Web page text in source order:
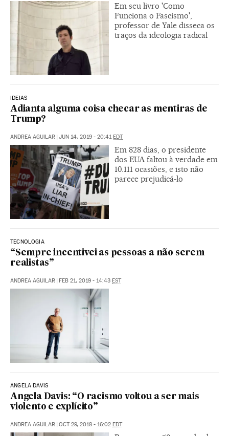
Em seu livro 'Como
Funciona o Fascismo',
professor de Yale disseca os
traços da ideologia radical
IDEIAS
Adianta alguma coisa checar as mentiras de
Trump?
ANDREA AGUILAR | JUN 14, 2019 - 20:41EDT
Em 828 dias, o presidente
dos EUA faltou à verdade em
10.111 ocasiões, e isto não
parece prejudicá-lo
TECNOLOGIA
“Sempre incentivei as pessoas a não serem
realistas”
ANDREA AGUILAR | FEB 21, 2019 - 14:43 EST
ANGELA DAVIS
Angela Davis: “O racismo voltou a ser mais
violento e explícito”
ANDREA AGUILAR | OCT 29, 2018 - 16:02 EDT